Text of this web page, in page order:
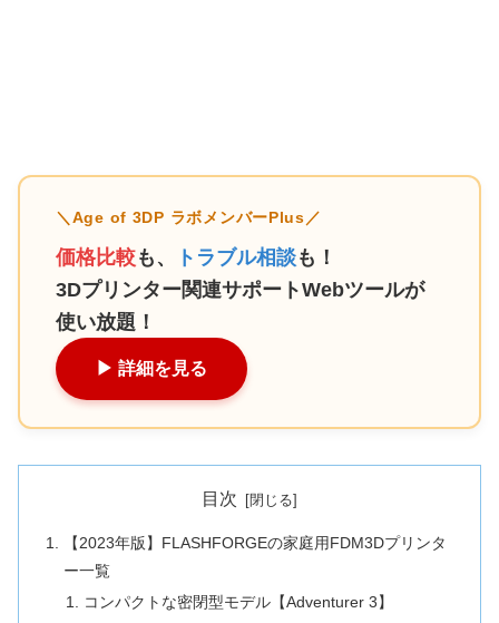
＼Age of 3DP ラボメンバーPlus／
価格比較も、 トラブル相談も！
3Dプリンター関連サポートWebツールが
使い放題！
▶︎ 詳細を見る
目次
【2023年版】FLASHFORGEの家庭用FDM3Dプリンタ
ー一覧
コンパクトな密閉型モデル【Adventurer 3】